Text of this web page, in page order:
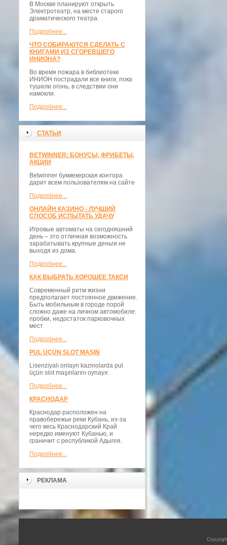
В Москве планируют открыть
Электротеатр, на месте старого
драматического театра.
Подробнее...
ЧТО СОБИРАЮТСЯ СДЕЛАТЬ С
КНИГАМИ ИЗ СГОРЕВШЕГО
ИНИОНА?
Во время пожара в библиотеке
ИНИОН пострадали все книги, пока
тушили огонь, в следствии они
намокли.
Подробнее...
СТАТЬИ
BETWINNER: БОНУСЫ, ФРИБЕТЫ,
АКЦИИ
Betwinner букмекерская контора
дарит всем пользователям на сайте
Подробнее...
ОНЛАЙН КАЗИНО - ЛУЧШИЙ
СПОСОБ ИСПЫТАТЬ УДАЧУ
Игровые автоматы на сегодняшний
день – это отличная возможность
зарабатывать крупные деньги не
выходя из дома.
Подробнее...
КАК ВЫБРАТЬ ХОРОШЕЕ ТАКСИ
Современный ритм жизни
предполагает постоянное движение.
Быть мобильным в городе порой
сложно даже на личном автомобиле:
пробки, недостаток парковочных
мест
Подробнее...
PUL ÜÇÜN SLOT MAŞIN
Lisenziyalı onlayn kazinolarda pul
üçün slot maşınlarını oynayır.
Подробнее...
КРАСНОДАР
Краснодар расположен на
правобережье реки Кубань, из-за
чего весь Краснодарский Край
нередко именуют Кубанью, и
граничит с республикой Адыгея.
Подробнее...
РЕКЛАМА